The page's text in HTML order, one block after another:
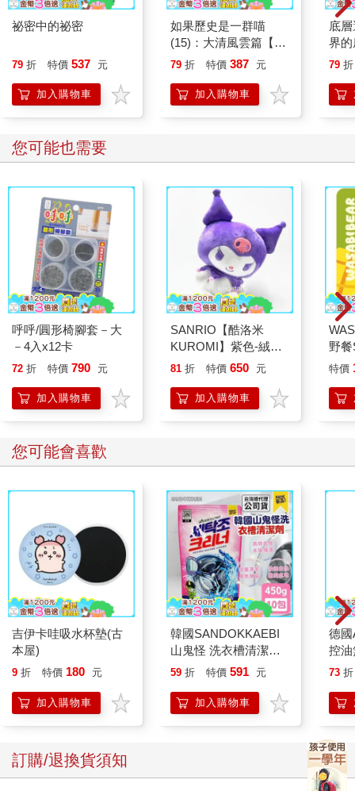
祕密中的祕密
79 折 特價 537 元
加入購物車
如果歷史是一群喵
(15)：大清風雲篇【萌
貓漫畫學歷史】
79 折 特價 387 元
加入購物車
底
界
79 折
您可能也需要
呼呼/圓形椅腳套－大
－4入x12卡
72 折 特價 790 元
加入購物車
SANRIO【酷洛米
KUROMI】紫色-絨毛
玩偶
81 折 特價 650 元
加入購物車
野
黃
特價
您可能會喜歡
吉伊卡哇吸水杯墊(古
本屋)
9 折 特價 180 元
加入購物車
韓國SANDOKKAEBI
山鬼怪 洗衣槽清潔劑
450公克-10包組
59 折 特價 591 元
加入購物車
德國
控
凝露
調
滋
73 折
訂購/退換貨須知